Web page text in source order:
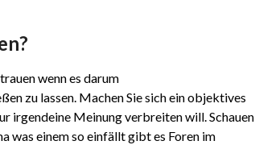
wenn es darum
zu lassen. Machen Sie sich ein objektives
irgendeine Meinung verbreiten will. Schauen
was einem so einfällt gibt es Foren im